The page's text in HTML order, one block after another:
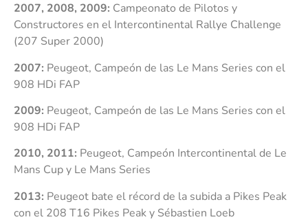
2007, 2008, 2009: Campeonato de Pilotos y
Constructores en el Intercontinental Rallye Challenge
(207 Super 2000)
2007: Peugeot, Campeón de las Le Mans Series con el
908 HDi FAP
2009: Peugeot, Campeón de las Le Mans Series con el
908 HDi FAP
2010, 2011: Peugeot, Campeón Intercontinental de Le
Mans Cup y Le Mans Series
2013: Peugeot bate el récord de la subida a Pikes Peak
con el 208 T16 Pikes Peak y Sébastien Loeb